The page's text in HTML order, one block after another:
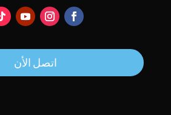
اتصل الأن